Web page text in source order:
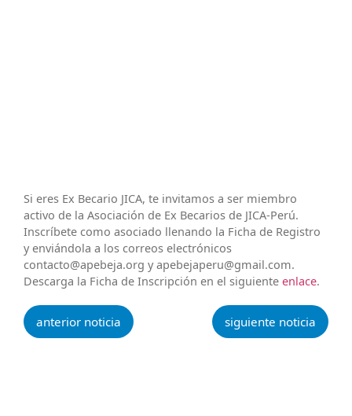
Si eres Ex Becario JICA, te invitamos a ser miembro
activo de la Asociación de Ex Becarios de JICA-Perú.
Inscríbete como asociado llenando la Ficha de Registro
y enviándola a los correos electrónicos
contacto@apebeja.org y apebejaperu@gmail.com.
Descarga la Ficha de Inscripción en el siguiente enlace.
anterior noticia siguiente noticia